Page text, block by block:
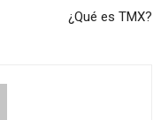
¿Qué es TMX?